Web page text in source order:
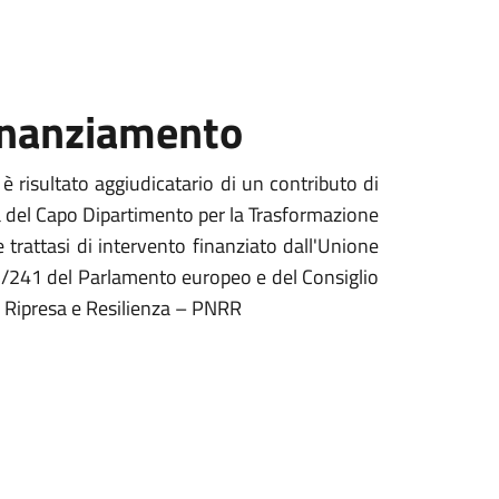
risultato aggiudicatario di un contributo di
Capo Dipartimento per la Trasformazione
trattasi di intervento finanziato dall'Unione
del Parlamento europeo e del Consiglio
e Resilienza – PNRR